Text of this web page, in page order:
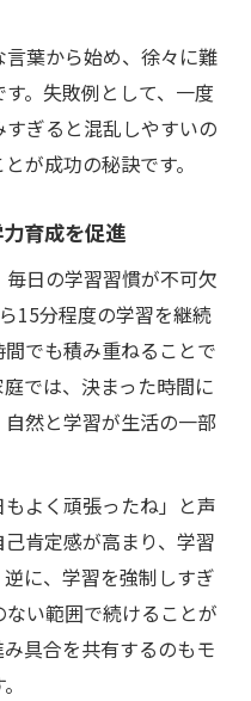
葉から始め、徐々に難
。失敗例として、一度
ぎると混乱しやすいの
が成功の秘訣です。
育成を促進
日の学習習慣が不可欠
15分程度の学習を継続
でも積み重ねることで
では、決まった時間に
然と学習が生活の一部
よく頑張ったね」と声
肯定感が高まり、学習
に、学習を強制しすぎ
い範囲で続けることが
具合を共有するのもモ